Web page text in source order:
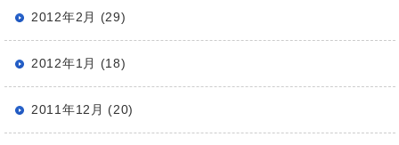
2012年2月 (29)
2012年1月 (18)
2011年12月 (20)